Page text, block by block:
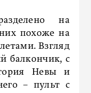
на
похоже на
Взгляд
балкончик, с
Невы и
– пульт с